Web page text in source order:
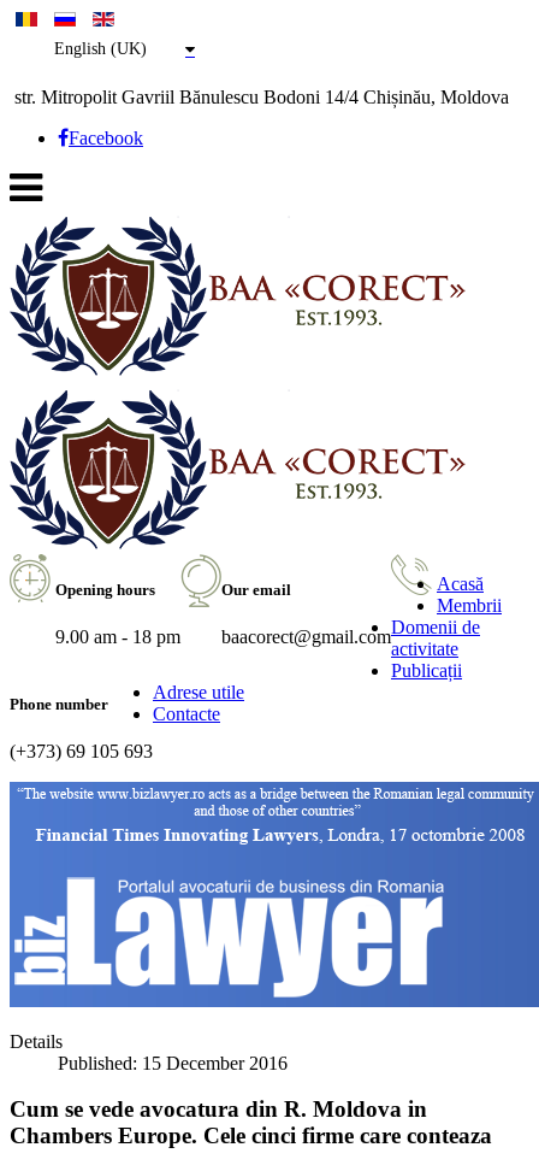
English (UK)
str. Mitropolit Gavriil Bănulescu Bodoni 14/4 Chișinău, Moldova
Facebook
Opening hours
9.00 am - 18 pm
Our email
baacorect@gmail.com
Phone number
(+373) 69 105 693
Acasă
Membrii
Domenii de
activitate
Publicații
Adrese utile
Contacte
Details
Published: 15 December 2016
Cum se vede avocatura din R. Moldova in
Chambers Europe. Cele cinci firme care conteaza